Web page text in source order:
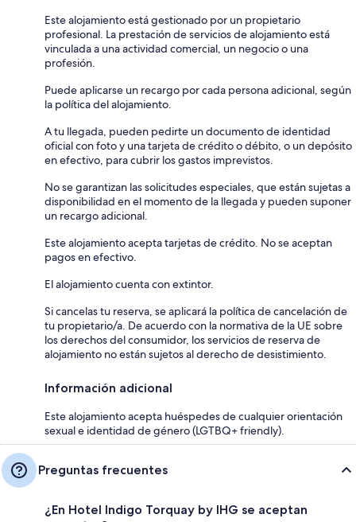
Este alojamiento está gestionado por un propietario
profesional. La prestación de servicios de alojamiento está
vinculada a una actividad comercial, un negocio o una
profesión.
Puede aplicarse un recargo por cada persona adicional, según
la política del alojamiento.
A tu llegada, pueden pedirte un documento de identidad
oficial con foto y una tarjeta de crédito o débito, o un depósito
en efectivo, para cubrir los gastos imprevistos.
No se garantizan las solicitudes especiales, que están sujetas a
disponibilidad en el momento de la llegada y pueden suponer
un recargo adicional.
Este alojamiento acepta tarjetas de crédito. No se aceptan
pagos en efectivo.
El alojamiento cuenta con extintor.
Si cancelas tu reserva, se aplicará la política de cancelación de
tu propietario/a. De acuerdo con la normativa de la UE sobre
los derechos del consumidor, los servicios de reserva de
alojamiento no están sujetos al derecho de desistimiento.
Información adicional
Este alojamiento acepta huéspedes de cualquier orientación
sexual e identidad de género (LGTBQ+ friendly).
Preguntas frecuentes
¿En Hotel Indigo Torquay by IHG se aceptan